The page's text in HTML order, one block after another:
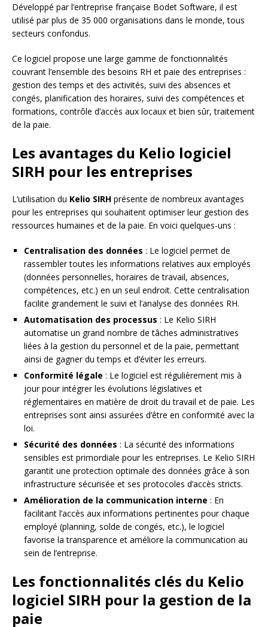
Développé par l’entreprise française Bodet Software, il est
utilisé par plus de 35 000 organisations dans le monde, tous
secteurs confondus.
Ce logiciel propose une large gamme de fonctionnalités
couvrant l’ensemble des besoins RH et paie des entreprises :
gestion des temps et des activités, suivi des absences et
congés, planification des horaires, suivi des compétences et
formations, contrôle d’accès aux locaux et bien sûr, traitement
de la paie.
Les avantages du Kelio logiciel
SIRH pour les entreprises
L’utilisation du Kelio SIRH présente de nombreux avantages
pour les entreprises qui souhaitent optimiser leur gestion des
ressources humaines et de la paie. En voici quelques-uns :
Centralisation des données : Le logiciel permet de
rassembler toutes les informations relatives aux employés
(données personnelles, horaires de travail, absences,
compétences, etc.) en un seul endroit. Cette centralisation
facilite grandement le suivi et l’analyse des données RH.
Automatisation des processus : Le Kelio SIRH
automatise un grand nombre de tâches administratives
liées à la gestion du personnel et de la paie, permettant
ainsi de gagner du temps et d’éviter les erreurs.
Conformité légale : Le logiciel est régulièrement mis à
jour pour intégrer les évolutions législatives et
réglementaires en matière de droit du travail et de paie. Les
entreprises sont ainsi assurées d’être en conformité avec la
loi.
Sécurité des données : La sécurité des informations
sensibles est primordiale pour les entreprises. Le Kelio SIRH
garantit une protection optimale des données grâce à son
infrastructure sécurisée et ses protocoles d’accès stricts.
Amélioration de la communication interne : En
facilitant l’accès aux informations pertinentes pour chaque
employé (planning, solde de congés, etc.), le logiciel
favorise la transparence et améliore la communication au
sein de l’entreprise.
Les fonctionnalités clés du Kelio
logiciel SIRH pour la gestion de la
paie